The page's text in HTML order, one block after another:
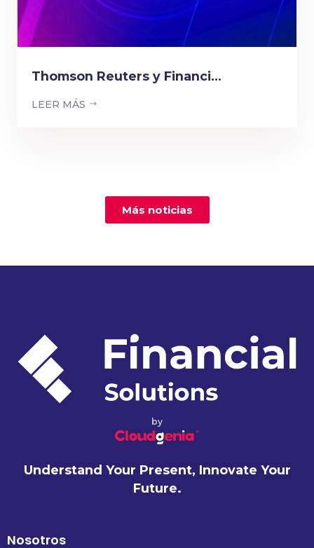
Thomson Reuters y Financi...
LEER MÁS
Más noticias
by
Understand Your Present, Innovate Your
Future.
Nosotros